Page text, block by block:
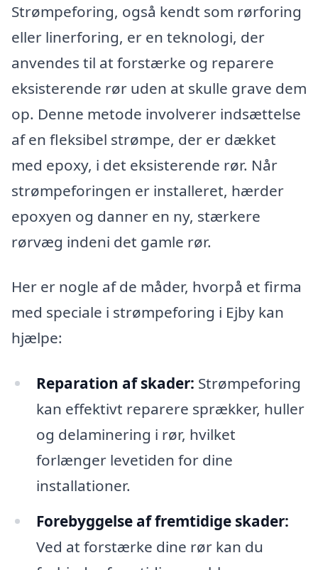
Strømpeforing, også kendt som rørforing
eller linerforing, er en teknologi, der
anvendes til at forstærke og reparere
eksisterende rør uden at skulle grave dem
op. Denne metode involverer indsættelse
af en fleksibel strømpe, der er dækket
med epoxy, i det eksisterende rør. Når
strømpeforingen er installeret, hærder
epoxyen og danner en ny, stærkere
rørvæg indeni det gamle rør.
Her er nogle af de måder, hvorpå et firma
med speciale i strømpeforing i Ejby kan
hjælpe:
Reparation af skader: Strømpeforing
kan effektivt reparere sprækker, huller
og delaminering i rør, hvilket
forlænger levetiden for dine
installationer.
Forebyggelse af fremtidige skader:
Ved at forstærke dine rør kan du